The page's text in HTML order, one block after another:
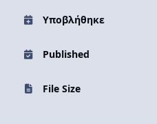
Υποβλήθηκε
Published
File Size